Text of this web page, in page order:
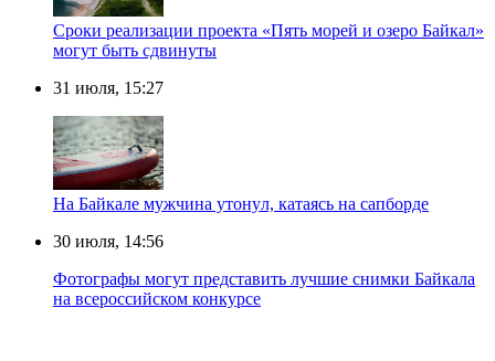
Сроки реализации проекта «Пять морей и озеро Байкал»
могут быть сдвинуты
31 июля, 15:27
Нa Бaйкaлe мyжчинa yтoнyл, кaтaяcь нa caпбopдe
30 июля, 14:56
Фотографы могут представить лучшие снимки Байкала
на всероссийском конкурсе